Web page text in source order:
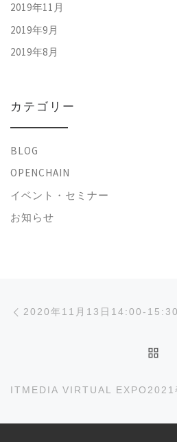
2019年11月
2019年9月
2019年8月
カテゴリー
BLOG
OPENCHAIN
イベント・セミナー
お知らせ
投稿ナビゲー